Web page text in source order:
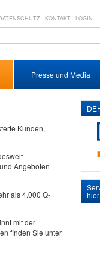
KONTAKT LOGIN
Presse und Media
Kunden,
Angeboten
als 4.000 Q-
mit der
finden Sie unter